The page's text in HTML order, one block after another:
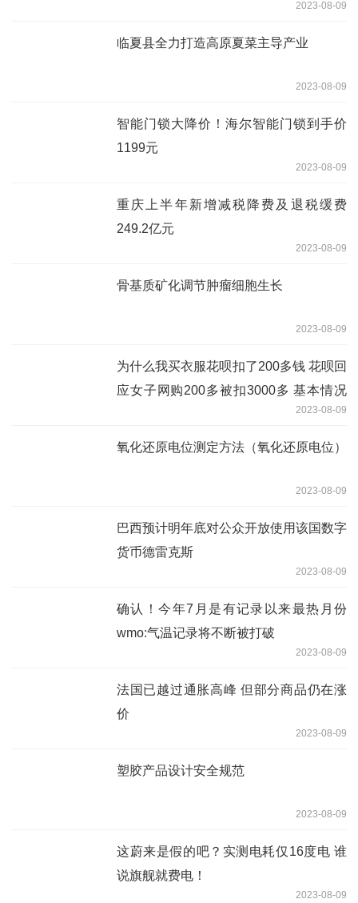
2023-08-09
临夏县全力打造高原夏菜主导产业
2023-08-09
智能门锁大降价！海尔智能门锁到手价
1199元
2023-08-09
重庆上半年新增减税降费及退税缓费
249.2亿元
2023-08-09
骨基质矿化调节肿瘤细胞生长
2023-08-09
为什么我买衣服花呗扣了200多钱 花呗回
应女子网购200多被扣3000多 基本情况
2023-08-09
氧化还原电位测定方法（氧化还原电位）
2023-08-09
巴西预计明年底对公众开放使用该国数字
货币德雷克斯
2023-08-09
确认！今年7月是有记录以来最热月份
wmo:气温记录将不断被打破
2023-08-09
法国已越过通胀高峰 但部分商品仍在涨
价
2023-08-09
塑胶产品设计安全规范
2023-08-09
这蔚来是假的吧？实测电耗仅16度电 谁
说旗舰就费电！
2023-08-09